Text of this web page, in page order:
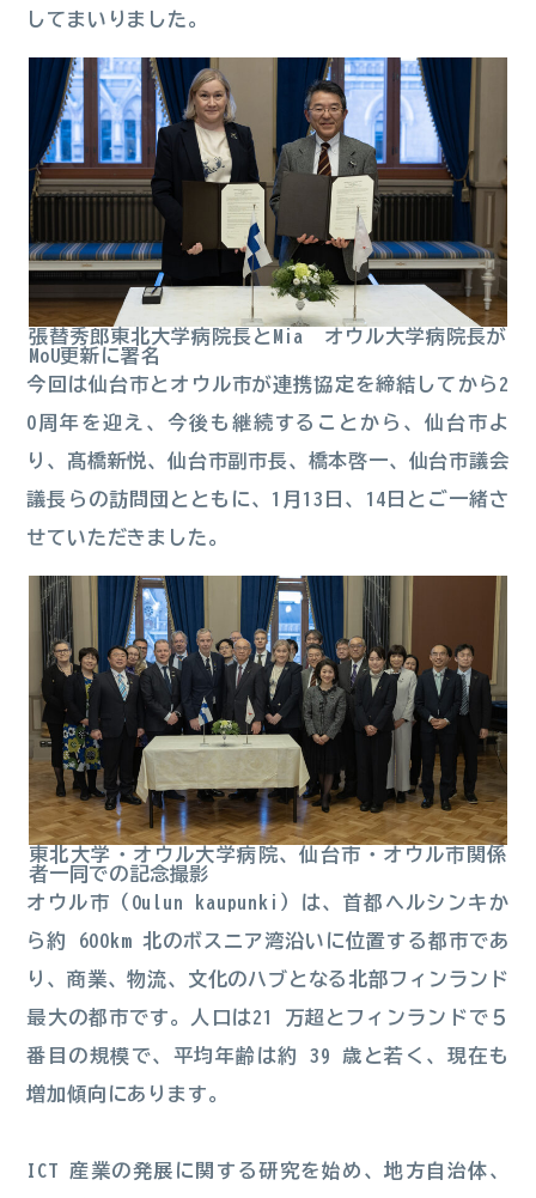
してまいりました。
張替秀郎東北大学病院長とMia オウル大学病院長が
MoU更新に署名
今回は仙台市とオウル市が連携協定を締結してから2
0周年を迎え、今後も継続することから、仙台市よ
り、髙橋新悦、仙台市副市長、橋本啓一、仙台市議会
議長らの訪問団とともに、1月13日、14日とご一緒さ
せていただきました。
東北大学・オウル大学病院、仙台市・オウル市関係
者一同での記念撮影
オウル市（Oulun kaupunki）は、首都ヘルシンキか
ら約 600km 北のボスニア湾沿いに位置する都市であ
り、商業、物流、文化のハブとなる北部フィンランド
最大の都市です。人口は21 万超とフィンランドで５
番目の規模で、平均年齢は約 39 歳と若く、現在も
増加傾向にあります。
ICT 産業の発展に関する研究を始め、地方自治体、